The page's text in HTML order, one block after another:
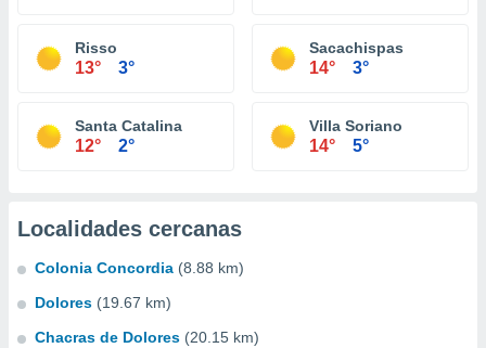
Risso
13° 3°
Sacachispas
14° 3°
Santa Catalina
12° 2°
Villa Soriano
14° 5°
Localidades cercanas
Colonia Concordia (8.88 km)
Dolores (19.67 km)
Chacras de Dolores (20.15 km)